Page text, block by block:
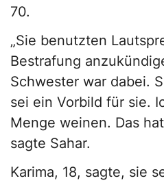
70.
„Sie benutzten
Bestrafung
Schwester war dabei.
sei ein Vorbild für sie.
Menge weinen. Das
sagte Sahar.
Karima, 18, sagte, sie